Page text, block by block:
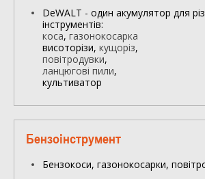
DeWALT - один акумулятор для
інструментів:
коса, газонокосарка
висоторізи, кущоріз,
повітродувки,
ланцюгові пили,
культиватор
Бензоінструмент
Бензокоси, газонокосарки,